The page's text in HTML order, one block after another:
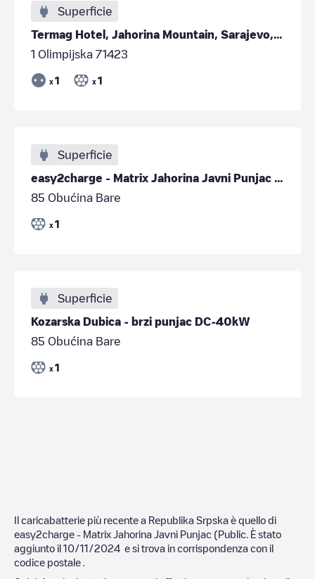
Superficie
Termag Hotel, Jahorina Mountain, Sarajevo, Bosnia and Herzegovina
1 Olimpijska 71423
x 1 x 1
Superficie
easy2charge - Matrix Jahorina Javni Punjac (Public
85 Obućina Bare
x 1
Superficie
Kozarska Dubica - brzi punjac DC-40kW
85 Obućina Bare
x 1
Il caricabatterie più recente a Republika Srpska è quello di
easy2charge - Matrix Jahorina Javni Punjac (Public . È stato
aggiunto il 10/11/2024 e si trova in corrispondenza con il
codice postale